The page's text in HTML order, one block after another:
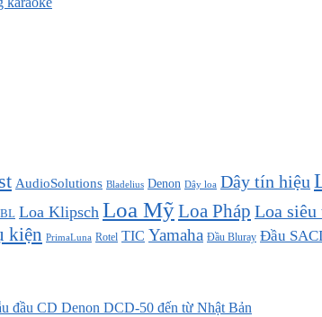
AudioSolutions Bladelius Denon Dây loa Dây tín hiệu
Loa Klipsch Loa MỹLoa Pháp Loa siêu
kiện PrimaLuna Rotel TIC Yamaha Đầu Bluray Đầu
đầu CD Denon DCD-50 đến từ Nhật Bản